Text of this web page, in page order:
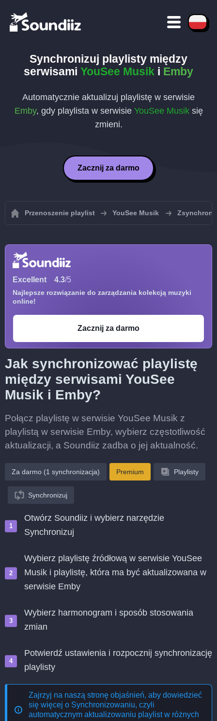
Synchronizuj playlisty między
serwisami YouSee Musik i Emby
Automatycznie aktualizuj playlistę w serwisie
Emby, gdy playlista w serwisie YouSee Musiksię
zmieni.
Zacznij za darmo
Przenoszenie playlist YouSee Musik
Excellent 4.3/5
Najlepsze rozwiązanie do zarządzania kolekcją muzyki
online!
Zacznij za darmo
Jak synchronizować playlistę
między serwisami YouSee
Musik i Emby?
Połącz playlistę w serwisie YouSee Musik z
playlistą w serwisie Emby, wybierz częstotliwość
aktualizacji, a Soundiiz zadba o jej aktualność.
Za darmo (1 synchronizacja) Premium Playlisty
Synchronizuj
Otwórz Soundiiz i wybierz narzędzie
Synchronizuj
Wybierz playlistę źródłową w serwisie YouSee
Musik i playlistę, która ma być aktualizowana w
serwisie Emby
Wybierz harmonogram i sposób stosowania
zmian
Potwierdź ustawienia i rozpocznij synchronizację
playlisty
Zajrzyj na naszą stronę objaśnień, aby dowiedzieć
się więcej o Synchronizowaniu, czyli
automatycznym aktualizowaniu playlist w różnych